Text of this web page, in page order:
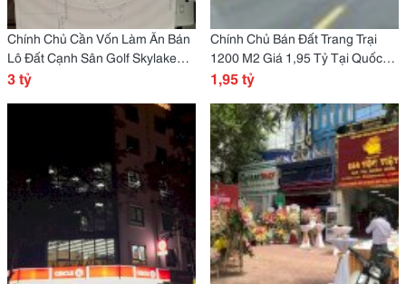
Chính Chủ Cần Vốn Làm Ăn Bán
Lô Đất Cạnh Sân Golf Skylake
Chương Mỹ Giá 2,Xtr
3 tỷ
Chính Chủ Bán Đất Trang Trại
1200 M2 Giá 1,95 Tỷ Tại Quốc
Oai, Hà Nội
1,95 tỷ